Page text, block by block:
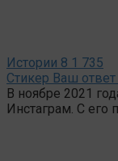
Истории 8 1 735
Стикер Ваш
В ноябре 2021
Инстаграм. С